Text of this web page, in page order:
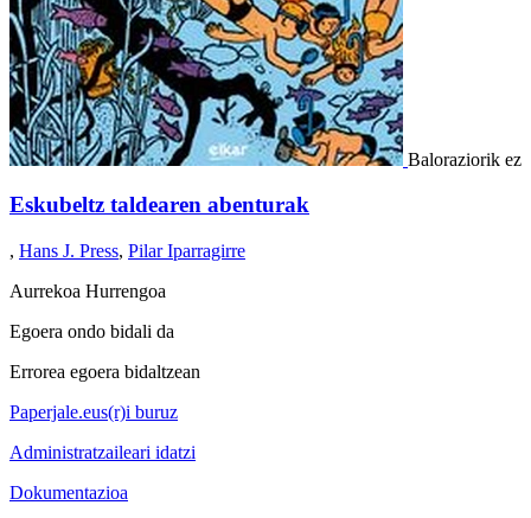
Baloraziorik ez
Eskubeltz taldearen abenturak
, Hans J. Press, Pilar Iparragirre
Aurrekoa Hurrengoa
Egoera ondo bidali da
Errorea egoera bidaltzean
Paperjale.eus(r)i buruz
Administratzaileari idatzi
Dokumentazioa